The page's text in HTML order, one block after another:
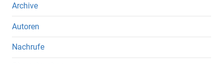
Archive
Autoren
Nachrufe